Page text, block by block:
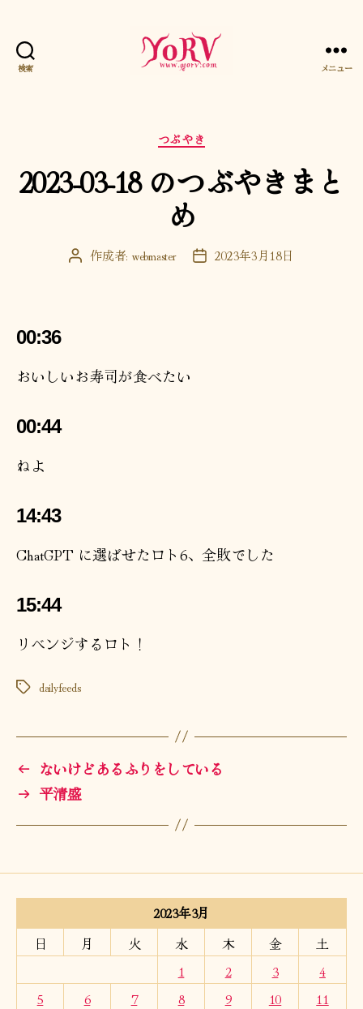
検索 メニュー
カ
テ
ゴ
リ
ー
つぶやき
2023-03-18 のつぶやきまと
め
投 作成者: webmaster
投 2023年3月18日
00:36
おいしいお寿司が食べたい
00:44
ねよ
14:43
ChatGPT に選ばせたロト6、全敗でした
15:44
リベンジするロト！
タ
dailyfeeds
← ないけどあるふりをしている
→ 平清盛
2023年3月
日
月 火 水 木 金
土
1
2 3
4
5
6 7 8 9 10
11